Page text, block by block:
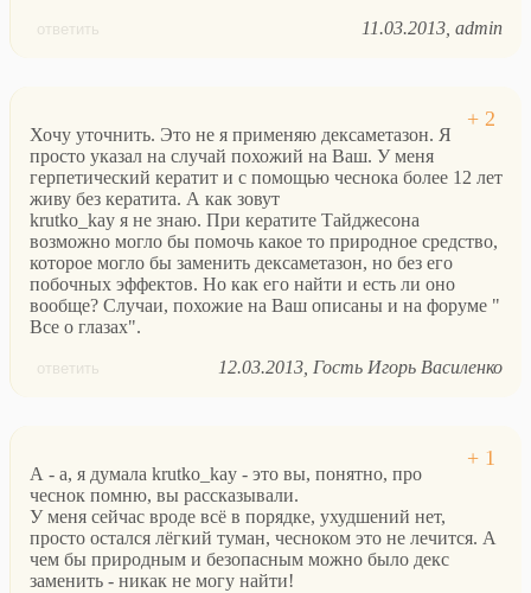
ответить 11.03.2013 admin
Хочу уточнить. Это не я применяю дексаметазон. Я
просто указал на случай похожий на Ваш. У меня
герпетический кератит и с помощью чеснока более 12 лет
живу без кератита. А как зовут
krutko_kay я не знаю. При кератите Тайджесона
возможно могло бы помочь какое то природное средство,
которое могло бы заменить дексаметазон, но без его
побочных эффектов. Но как его найти и есть ли оно
вообще? Случаи, похожие на Ваш описаны и на форуме "
Все о глазах".
ответить 12.03.2013 Гость Игорь Василенко
А - а, я думала krutko_kay - это вы, понятно, про
чеснок помню, вы рассказывали.
У меня сейчас вроде всё в порядке, ухудшений нет,
просто остался лёгкий туман, чесноком это не лечится. А
чем бы природным и безопасным можно было декс
заменить - никак не могу найти!